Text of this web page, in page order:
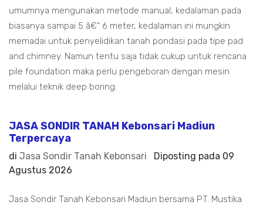
umumnya mengunakan metode manual, kedalaman pada
biasanya sampai 5 â€“ 6 meter, kedalaman ini mungkin
memadai untuk penyelidikan tanah pondasi pada tipe pad
and chimney. Namun tentu saja tidak cukup untuk rencana
pile foundation maka perlu pengeboran dengan mesin
melalui teknik deep boring.
JASA SONDIR TANAH Kebonsari Madiun
Terpercaya
di Jasa Sondir Tanah Kebonsari Diposting pada 09
Agustus 2026
Jasa Sondir Tanah Kebonsari Madiun bersama PT. Mustika